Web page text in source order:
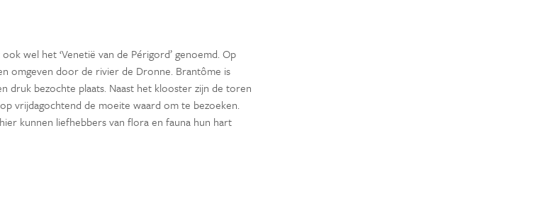
wel het ‘Venetië van de Périgord’ genoemd. Op
omgeven door de rivier de Dronne. Brantôme is
druk bezochte plaats. Naast het klooster zijn de toren
vrijdagochtend de moeite waard om te bezoeken.
kunnen liefhebbers van flora en fauna hun hart